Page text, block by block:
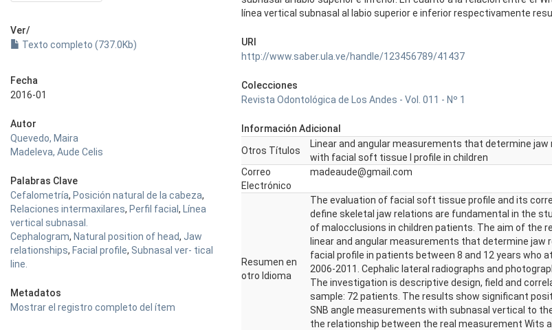
Ver/
Texto completo (737.0Kb)
Fecha
2016-01
Autor
Quevedo, Maira
Madeleva, Aude Celis
Palabras Clave
Cefalometría, Posición natural de la cabeza,
Relaciones intermaxilares, Perfil facial ,
Línea
vertical subnasal.
Cephalogram, Natural position of head, Jaw
relationships, Facial profile, Subnasal ver- tical
line.
Metadatos
Mostrar el registro completo del ítem
línea vertical subnasal al labio superior e inferior respectivamente
URI
http://www.saber.ula.ve/handle/123456789/41437
Colecciones
Revista Odontológica de Los Andes - Vol. 011 - Nº 1
Información Adicional
Otros Títulos
Linear and angular measurements that determine
with facial soft tissue l profile in children
Correo
Electrónico
madeaude@gmail.com
Resumen en
otro Idioma
The evaluation of facial soft tissue profile and its
define skeletal jaw relations are fundamental in the
of malocclusions in children patients. The aim of the
linear and angular measurements that determine
facial profile in patients between 8 and 12 years who
2006-2011. Cephalic lateral radiographs and
The investigation is descriptive design, field and
sample: 72 patients. The results show significant
SNB angle measurements with subnasal vertical to
the relationship between the real measurement Wits